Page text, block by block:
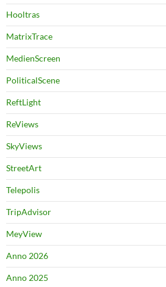
Hooltras
MatrixTrace
MedienScreen
PoliticalScene
ReftLight
ReViews
SkyViews
StreetArt
Telepolis
TripAdvisor
MeyView
Anno 2026
Anno 2025